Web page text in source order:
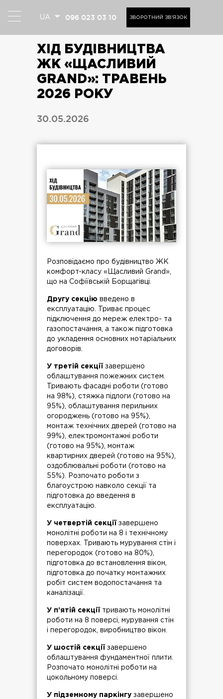
UA 096 023 03 10 ЗВОРОТНИЙ ЗВ'ЯЗОК
ХІД БУДІВНИЦТВА
ЖК «ЩАСЛИВИЙ
GRAND»: ТРАВЕНЬ
2026 РОКУ
30.05.2026
Розповідаємо про будівництво ЖК
комфорт-класу «Щасливий Grand»,
що на Софіївській Борщагівці.
Другу секцію введено в
експлуатацію. Триває процес
підключення до мереж електро- та
газопостачання, а також підготовка
до укладення основних нотаріальних
договорів.
У третій секції
завершено
облаштування пожежних систем.
Тривають фасадні роботи (готово
на 98%), стяжка підлоги (готово на
95%), облаштування перильних
огороджень (готово на 95%),
монтаж технічних дверей (готово на
99%), електромонтажні роботи
(готово на 95%), монтаж
квартирних дверей (готово на 95%),
оздоблювальні роботи (готово на
55%). Розпочато роботи з
благоустрою навколо секції та
підготовка до введення в
експлуатацію.
У четвертій секції завершено
монолітні роботи на 8 і технічному
поверхах. Тривають мурування стін і
перегородок (готово на 80%),
підготовка до встановлення вікон,
підготовка до початку монтажних
робіт систем водопостачання та
каналізації.
У п’ятій секції
тривають монолітні
роботи на 8 поверсі, мурування стін
і перегородок, виробництво вікон.
У шостій секції завершено
облаштування фундаментної плити.
Розпочато монолітні роботи на
цокольному поверсі.
У підземному паркінгу завершено